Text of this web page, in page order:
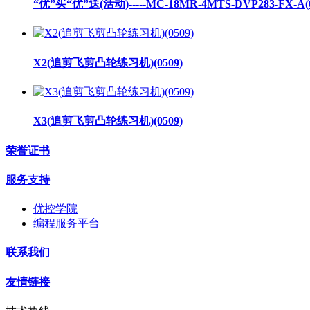
“优”买“优”送(活动)-----MC-18MR-4MTS-DVP283-FX-
X2(追剪飞剪凸轮练习机)(0509)
X3(追剪飞剪凸轮练习机)(0509)
荣誉证书
服务支持
优控学院
编程服务平台
联系我们
友情链接